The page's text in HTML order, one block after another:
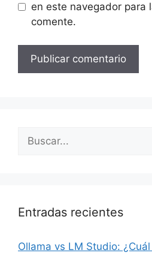
en este navegador para
comente.
Entradas recientes
Ollama vs LM Studio: